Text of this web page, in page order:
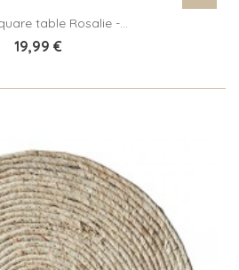
table Rosalie -...
19,99 €